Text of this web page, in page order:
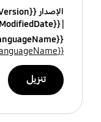
الإصدار {{file.fileVersion}}
{{file.fileModifiedDate}}
{{file.languageName}}
{{file.languageName}}
تنزيل